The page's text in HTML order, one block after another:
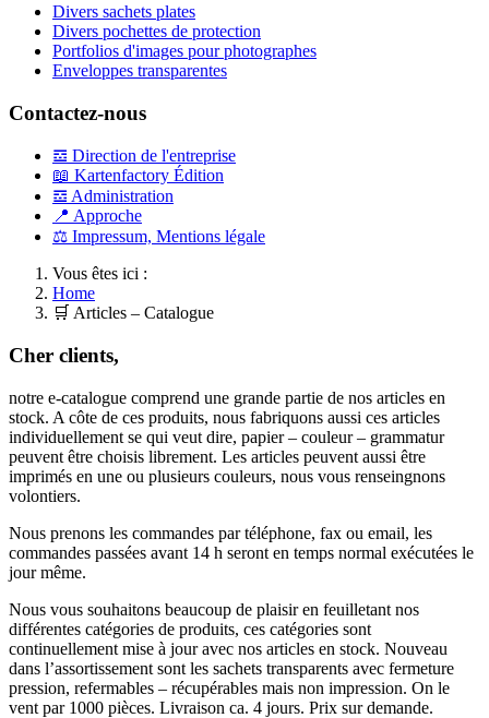
Divers sachets plates
Divers pochettes de protection
Portfolios d'images pour photographes
Enveloppes transparentes
Contactez-nous
𝌕 Direction de l'entreprise
📖 Kartenfactory Édition
𝌕 Administration
📍 Approche
⚖ Impressum, Mentions légale
Vous êtes ici :
Home
🛒 Articles – Catalogue
Cher clients,
notre e-catalogue comprend une grande partie de nos articles en
stock. A côte de ces produits, nous fabriquons aussi ces articles
individuellement se qui veut dire, papier – couleur – grammatur
peuvent être choisis librement. Les articles peuvent aussi être
imprimés en une ou plusieurs couleurs, nous vous renseingnons
volontiers.
Nous prenons les commandes par téléphone, fax ou email, les
commandes passées avant 14 h seront en temps normal exécutées le
jour même.
Nous vous souhaitons beaucoup de plaisir en feuilletant nos
différentes catégories de produits, ces catégories sont
continuellement mise à jour avec nos articles en stock. Nouveau
dans l’assortissement sont les sachets transparents avec fermeture
pression, refermables – récupérables mais non impression. On le
vent par 1000 pièces. Livraison ca. 4 jours. Prix sur demande.